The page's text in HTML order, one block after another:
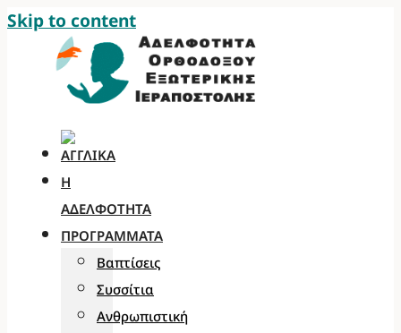
Skip to content
Η
ΑΔΕΛΦΌΤΗΤΑ
ΠΡΟΓΡΆΜΜΑΤΑ
Βαπτίσεις
Συσσίτια
Ανθρωπιστική